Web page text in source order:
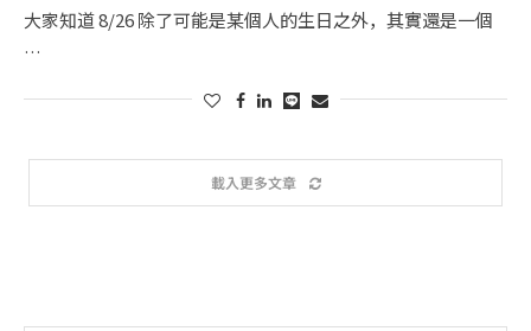
大家知道 8/26 除了可能是某個人的生日之外，其實還是一個
…
載入更多文章